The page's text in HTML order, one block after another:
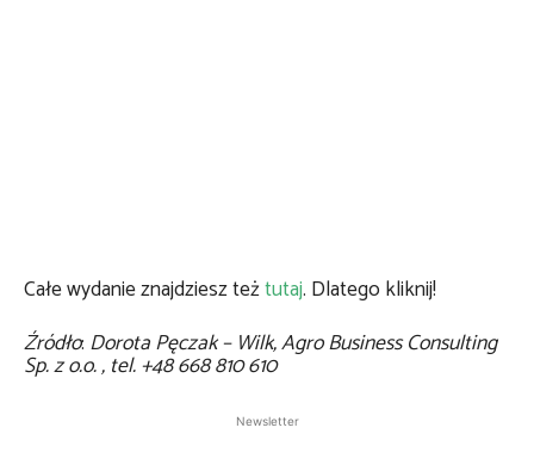
Całe wydanie znajdziesz teżtutaj. Dlatego kliknij!
Źródło: Dorota Pęczak – Wilk, Agro Business Consulting
Sp. z o.o. , tel. +48 668 810 610
Newsletter